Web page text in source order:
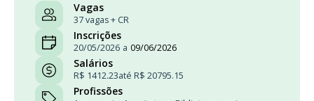
Vagas
37 vagas + CR
Inscrições
20/05/2026 a 09/06/2026
Salários
R$ 1412.23até R$ 20795.15
Profissões